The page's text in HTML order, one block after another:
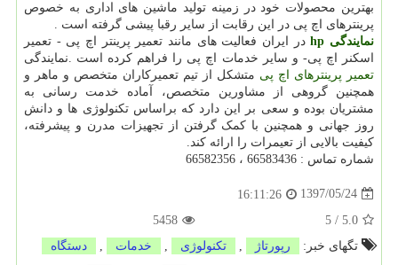
بهترین محصولات خود در زمینه تولید ماشین های اداری به خصوص
پرینترهای اچ پی در این رقابت از سایر رقبا پیشی گرفته است .
نمایندگی hpدر ایران فعالیت های مانند تعمیر پرینتر اچ پی - تعمیر
اسکنر اچ پی- و سایر خدمات اچ پی را فراهم کرده است .نمایندگی
تعمیر پرینترهای اچ پی متشکل از تیم تعمیرکاران متخصص و ماهر و
همچنین گروهی از مشاورین متخصص، آماده خدمت رسانی به
مشتریان بوده و سعی بر این دارد که براساس تکنولوژی ها و دانش
روز جهانی و همچنین با کمک گرفتن از تجهیزات مدرن و پیشرفته،
کیفیت بالایی از تعیمرات را ارائه کند.
شماره تماس : 66583436 ، 66582356
1397/05/24
16:11:26
5.0
/
5
5458
تگهای خبر:
رپورتاژ , تكنولوژی , خدمات , دستگاه